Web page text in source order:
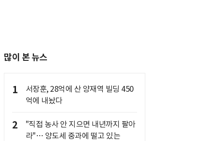
많이 본 뉴스
1
서장훈, 28억에 산 양재역 빌딩 450
억에 내놨다
2
"직접 농사 안 지으면 내년까지 팔아
라"… 양도세 중과에 떨고 있는